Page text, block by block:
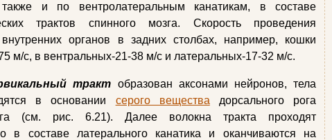
и по вентролатеральным канатикам, в составе
трактов спинного мозга. Скорость проведения
органов в задних столбах, например, кошки
м/с, в вентральных-21-38 м/с и латеральных-17-32 м/с.
тракт образован аксонами нейронов, тела
в основании серого вещества дорсального рога
(см. рис. 6.21). Далее волокна тракта проходят
в составе латерального канатика и оканчиваются на